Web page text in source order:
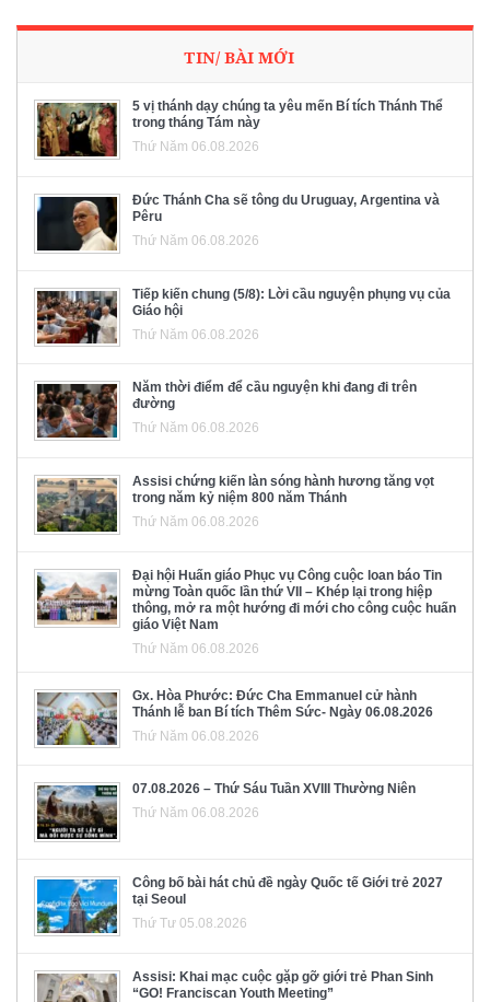
TIN/ BÀI MỚI
5 vị thánh dạy chúng ta yêu mến Bí tích Thánh Thể
trong tháng Tám này
Thứ Năm 06.08.2026
Đức Thánh Cha sẽ tông du Uruguay, Argentina và
Pêru
Thứ Năm 06.08.2026
Tiếp kiến chung (5/8): Lời cầu nguyện phụng vụ của
Giáo hội
Thứ Năm 06.08.2026
Năm thời điểm để cầu nguyện khi đang đi trên
đường
Thứ Năm 06.08.2026
Assisi chứng kiến làn sóng hành hương tăng vọt
trong năm kỷ niệm 800 năm Thánh
Thứ Năm 06.08.2026
Đại hội Huấn giáo Phục vụ Công cuộc loan báo Tin
mừng Toàn quốc lần thứ VII – Khép lại trong hiệp
thông, mở ra một hướng đi mới cho công cuộc huấn
giáo Việt Nam
Thứ Năm 06.08.2026
Gx. Hòa Phước: Đức Cha Emmanuel cử hành
Thánh lễ ban Bí tích Thêm Sức- Ngày 06.08.2026
Thứ Năm 06.08.2026
07.08.2026 – Thứ Sáu Tuần XVIII Thường Niên
Thứ Năm 06.08.2026
Công bố bài hát chủ đề ngày Quốc tế Giới trẻ 2027
tại Seoul
Thứ Tư 05.08.2026
Assisi: Khai mạc cuộc gặp gỡ giới trẻ Phan Sinh
“GO! Franciscan Youth Meeting”